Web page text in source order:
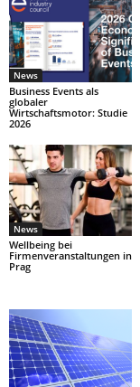
News
Business Events als
globaler
Wirtschaftsmotor: Studie
2026
News
Wellbeing bei
Firmenveranstaltungen in
Prag